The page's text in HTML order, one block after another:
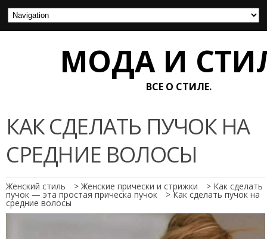
МОДА И
ВСЕ О СТИЛЕ.
КАК СДЕЛАТЬ ПУЧОК НА
СРЕДНИЕ ВОЛОСЫ
Женский стиль >Женские прически и стрижки > Как сделать
пучок — эта простая прическа пучок > Как сделать пучок на
средние волосы